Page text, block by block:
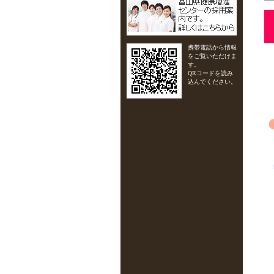
携帯電話から情報
をご覧いただけま
す。
QRコードを読み
込んでください。